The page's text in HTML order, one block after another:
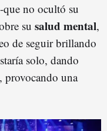
no ocultó su
su salud mental,
de seguir brillando
solo, dando
provocando una